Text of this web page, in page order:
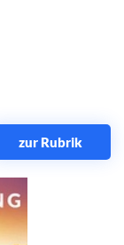
zur Rubrik